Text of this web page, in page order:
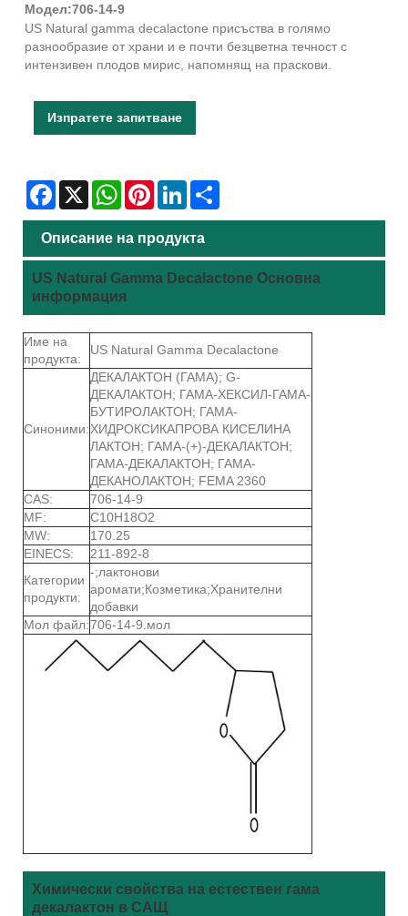
Модел:706-14-9
US Natural gamma decalactone присъства в голямо
разнообразие от храни и е почти безцветна течност с
интензивен плодов мирис, напомнящ на праскови.
Изпратете запитване
Facebook
X WhatsAppPinterestLinkedIn
Описание на продукта
US Natural Gamma Decalactone Основна
информация
Име на
продукта:
US Natural Gamma Decalactone
Синоними:
ДЕКАЛАКТОН (ГАМА); G-
ДЕКАЛАКТОН; ГАМА-ХЕКСИЛ-ГАМА-
БУТИРОЛАКТОН; ГАМА-
ХИДРОКСИКАПРОВА КИСЕЛИНА
ЛАКТОН; ГАМА-(+)-ДЕКАЛАКТОН;
ГАМА-ДЕКАЛАКТОН; ГАМА-
ДЕКАНОЛАКТОН; FEMA 2360
CAS:
706-14-9
MF:
C10H18O2
MW:
170.25
EINECS:
211-892-8
Категории
продукти:
-;лактонови
аромати;Козметика;Хранителни
добавки
Мол файл:706-14-9.мол
Химически свойства на естествен гама
декалактон в САЩ